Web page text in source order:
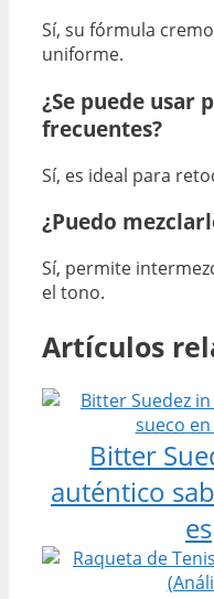
Sí, su fórmula
uniforme.
¿Se puede usar
frecuentes?
Sí, es ideal para
¿Puedo
Sí, permite
el tono.
Artículos
Bitter
auténtico